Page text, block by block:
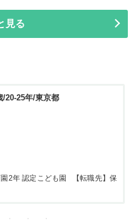
見る
/20-25年/東京都
園2年 認定こども園 【転職先】保